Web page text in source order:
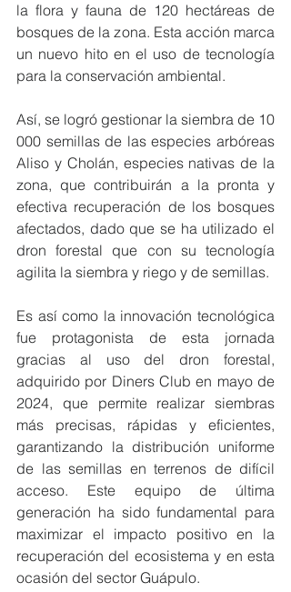
la flora y fauna de 120 hectáreas de
bosques de la zona. Esta acción marca
un nuevo hito en el uso de tecnología
para la conservación ambiental.
Así, se logró gestionar la siembra de 10
000 semillas de las especies arbóreas
Aliso y Cholán, especies nativas de la
zona, que contribuirán a la pronta y
efectiva recuperación de los bosques
afectados, dado que se ha utilizado el
dron forestal que con su tecnología
agilita la siembra y riego y de semillas.
Es así como la innovación tecnológica
fue protagonista de esta jornada
gracias al uso del dron forestal,
adquirido por Diners Club en mayo de
2024, que permite realizar siembras
más precisas, rápidas y eficientes,
garantizando la distribución uniforme
de las semillas en terrenos de difícil
acceso. Este equipo de última
generación ha sido fundamental para
maximizar el impacto positivo en la
recuperación del ecosistema y en esta
ocasión del sector Guápulo.